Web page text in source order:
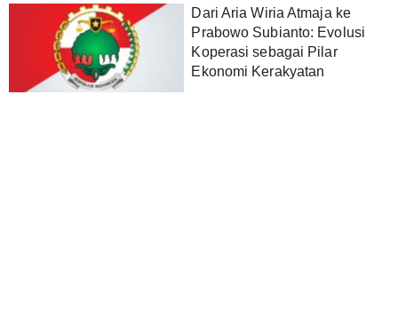
Dari Aria Wiria Atmaja ke
Prabowo Subianto: Evolusi
Koperasi sebagai Pilar
Ekonomi Kerakyatan